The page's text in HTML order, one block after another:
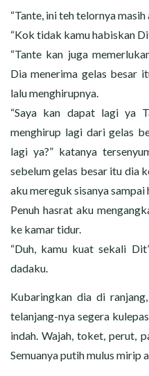
“Tante, ini teh telornya masih
“Kok tidak kamu habiskan
“Tante kan juga
Dia menerima gelas besar
lalu menghirupnya.
“Saya kan dapat lagi ya
menghirup lagi dari gelas
lagi ya?” katanya
sebelum gelas besar itu dia
aku mereguk sisanya sampai
Penuh hasrat aku
ke kamar tidur.
“Duh, kamu kuat sekali
dadaku.
Kubaringkan dia di
telanjang-nya segera
indah. Wajah, toket, perut,
Semuanya putih mulus mirip